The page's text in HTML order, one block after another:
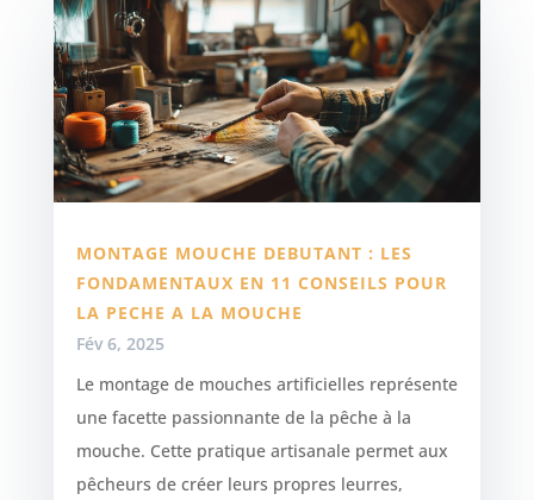
MONTAGE MOUCHE DEBUTANT : LES
FONDAMENTAUX EN 11 CONSEILS POUR
LA PECHE A LA MOUCHE
Fév 6, 2025
Le montage de mouches artificielles représente
une facette passionnante de la pêche à la
mouche. Cette pratique artisanale permet aux
pêcheurs de créer leurs propres leurres,